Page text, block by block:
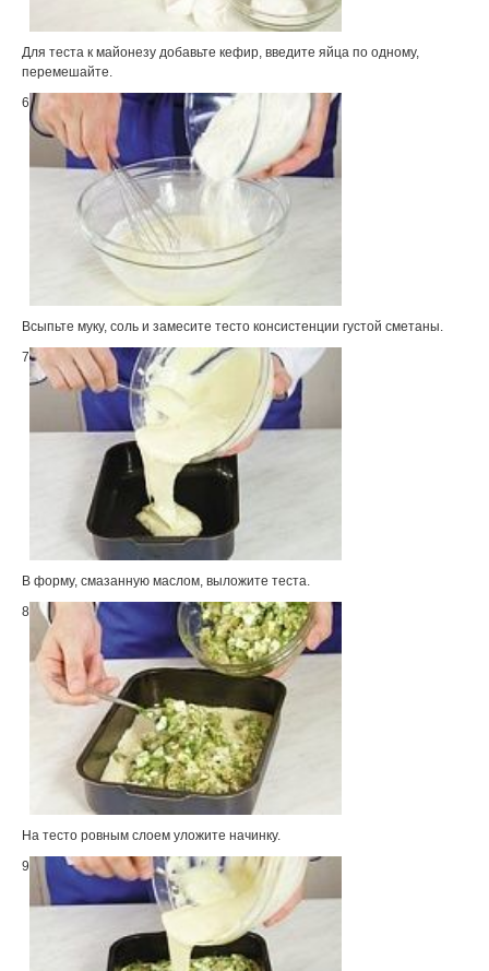
Для теста к майонезу добавьте кефир, введите яйца по одному,
перемешайте.
6
Всыпьте муку, соль и замесите тесто консистенции густой сметаны.
7
В форму, смазанную маслом, выложите теста.
8
На тесто ровным слоем уложите начинку.
9